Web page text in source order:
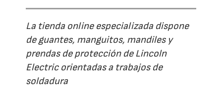
La tienda online especializada dispone
de guantes, manguitos, mandiles y
prendas de protección de Lincoln
Electric orientadas a trabajos de
soldadura